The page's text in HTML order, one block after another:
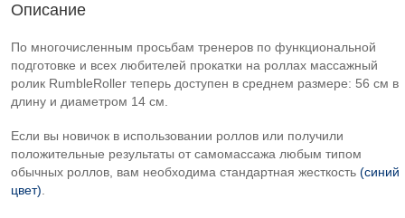
Описание
По многочисленным просьбам тренеров по функциональной
подготовке и всех любителей прокатки на роллах массажный
ролик RumbleRoller теперь доступен в среднем размере: 56 см в
длину и диаметром 14 см.
Если вы новичок в использовании роллов или получили
положительные результаты от самомассажа любым типом
обычных роллов, вам необходима стандартная жесткость (синий
цвет)